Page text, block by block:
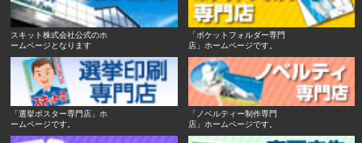
スキット株式会社公式のホ
ームページとなります
「ポケットフォルダー専門
店」ホームページです。
「選挙ポスター専門店」ホ
ームページです。
「ノベルティー制作専門
店」ホームページです。